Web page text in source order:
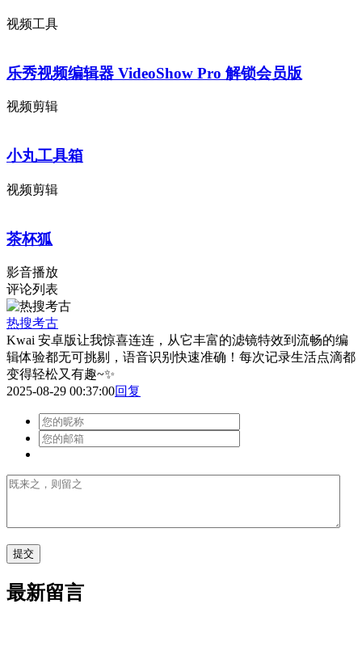
视频工具
乐秀视频编辑器 VideoShow Pro 解锁会员版
视频剪辑
小丸工具箱
视频剪辑
茶杯狐
影音播放
评论列表
热搜考古
Kwai 安卓版让我惊喜连连，从它丰富的滤镜特效到流畅的编
辑体验都无可挑剔，语音识别快速准确！每次记录生活点滴都
变得轻松又有趣~✨
2025-08-29 00:37:00回复
最新留言